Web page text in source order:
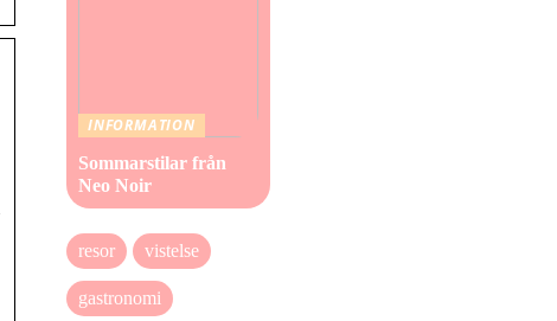
INFORMATION
Sommarstilar från
Neo Noir
resor vistelse
gastronomi